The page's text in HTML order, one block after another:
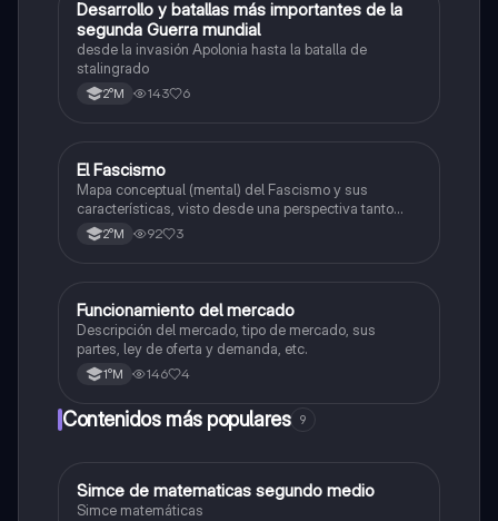
Historia
Desarrollo y batallas más importantes de la
segunda Guerra mundial
desde la invasión Apolonia hasta la batalla de
stalingrado
2°M 143 6
Historia
El Fascismo
Mapa conceptual (mental) del Fascismo y sus
características, visto desde una perspectiva tanto
como política, cultural y económica/social.
2°M 92 3
Historia
Funcionamiento del mercado
Descripción del mercado, tipo de mercado, sus
partes, ley de oferta y demanda, etc.
1°M 146 4
Contenidos más populares 9
Matemáticas
Simce de matematicas segundo medio
Simce matemáticas